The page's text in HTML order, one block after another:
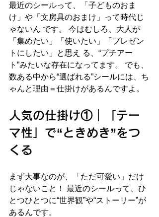
最近のシールって、「子どものおま
け」や「文房具のおまけ」って時代じ
ゃないん です。 今はむしろ、大人が
「集めたい」「使いたい」「プレゼン
トにしたい」と思え る、“プチアー
ト”みたいな存在になってます。 でも、
数ある中から“選ばれる”シールには、ち
ゃんと理由＝仕掛けがあるんですよ。
人気の仕掛け①｜「テー
マ性」で“ときめき”をつ
くる
まず大事なのが、「ただ可愛い」だけ
じゃないこと！ 最近のシールって、ひ
とつひとつに“世界観”や“ストーリー”が
あるんです。